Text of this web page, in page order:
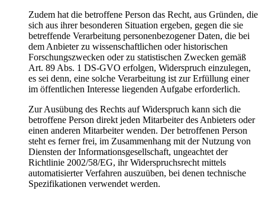
Zudem hat die betroffene Person das Recht, aus Gründen, die
sich aus ihrer besonderen Situation ergeben, gegen die sie
betreffende Verarbeitung personenbezogener Daten, die bei
dem Anbieter zu wissenschaftlichen oder historischen
Forschungszwecken oder zu statistischen Zwecken gemäß
Art. 89 Abs. 1 DS-GVO erfolgen, Widerspruch einzulegen,
es sei denn, eine solche Verarbeitung ist zur Erfüllung einer
im öffentlichen Interesse liegenden Aufgabe erforderlich.
Zur Ausübung des Rechts auf Widerspruch kann sich die
betroffene Person direkt jeden Mitarbeiter des Anbieters oder
einen anderen Mitarbeiter wenden. Der betroffenen Person
steht es ferner frei, im Zusammenhang mit der Nutzung von
Diensten der Informationsgesellschaft, ungeachtet der
Richtlinie 2002/58/EG, ihr Widerspruchsrecht mittels
automatisierter Verfahren auszuüben, bei denen technische
Spezifikationen verwendet werden.